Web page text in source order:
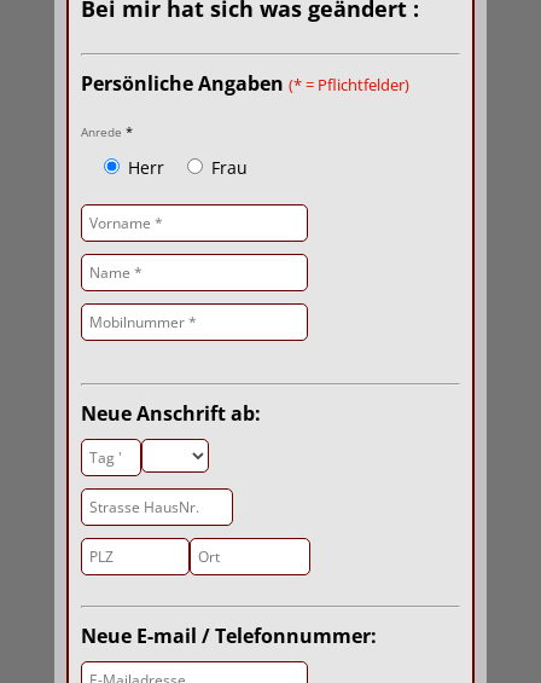
Bei mir hat sich was geändert :
Persönliche Angaben (* = Pflichtfelder)
Anrede *
Herr Frau
Neue Anschrift ab:
Neue E-mail / Telefonnummer: